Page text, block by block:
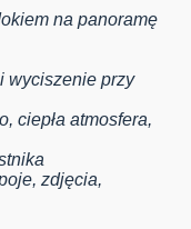
na panoramę
wyciszenie przy
ciepła atmosfera,
zdjęcia,